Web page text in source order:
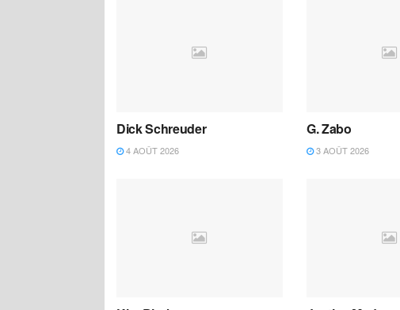
Dick Schreuder
4 AOÛT 2026
G. Zabo
3 AOÛT 2026